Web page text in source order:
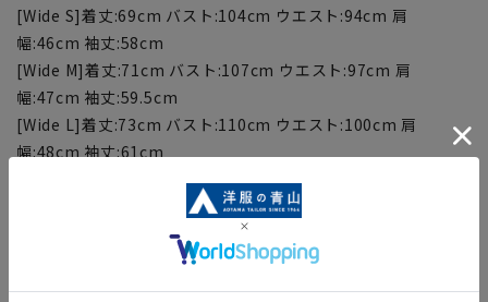
[Wide S]着丈:69cm バスト:104cm ウエスト:94cm 肩
幅:46cm 袖丈:58cm
[Wide M]着丈:71cm バスト:107cm ウエスト:97cm 肩
幅:47cm 袖丈:59.5cm
[Wide L]着丈:73cm バスト:110cm ウエスト:100cm 肩
幅:48cm 袖丈:61cm
[Wide LL]着丈:75cm バスト:113cm ウエスト:103cm 肩
[Wide 3L]着丈:77cm バスト:116cm ウエスト:106cm 肩